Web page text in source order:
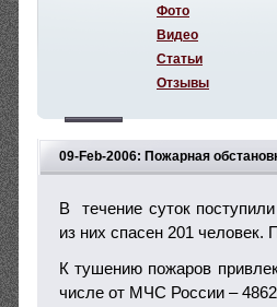
09-Feb-2006: Пожарная
В течение суток
из них спасен 201 человек.
К тушению пожаров
числе от МЧС России –
Фото
Видео
Статьи
Отзывы